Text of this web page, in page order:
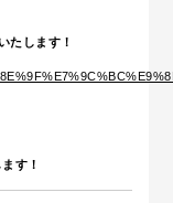
たします！
す！